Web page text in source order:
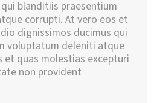
blanditiis praesentium
corrupti. At vero eos et
dignissimos ducimus qui
voluptatum deleniti atque
quas molestias excepturi
non provident